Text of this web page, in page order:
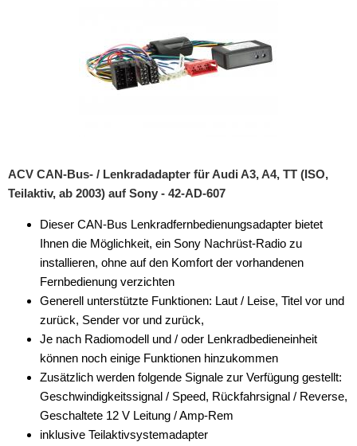
ACV CAN-Bus- / Lenkradadapter für Audi A3, A4, TT (ISO,
Teilaktiv, ab 2003) auf Sony - 42-AD-607
Dieser CAN-Bus Lenkradfernbedienungsadapter bietet
Ihnen die Möglichkeit, ein Sony Nachrüst-Radio zu
installieren, ohne auf den Komfort der vorhandenen
Fernbedienung verzichten
Generell unterstützte Funktionen: Laut / Leise, Titel vor und
zurück, Sender vor und zurück,
Je nach Radiomodell und / oder Lenkradbedieneinheit
können noch einige Funktionen hinzukommen
Zusätzlich werden folgende Signale zur Verfügung gestellt:
Geschwindigkeitssignal / Speed, Rückfahrsignal / Reverse,
Geschaltete 12 V Leitung / Amp-Rem
inklusive Teilaktivsystemadapter